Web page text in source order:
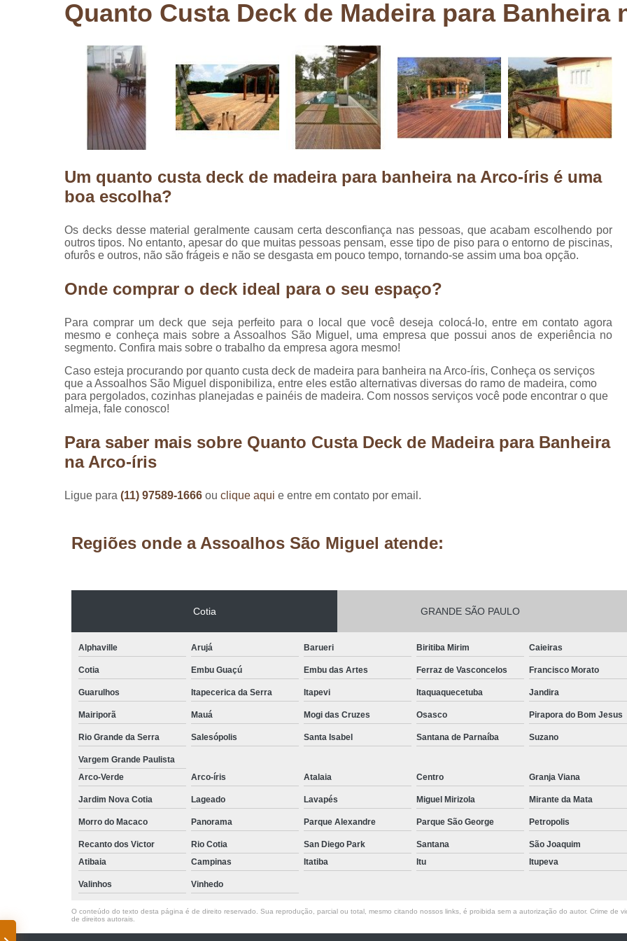
Pergolados
Pergolados
em madeira
Pisos de
madeira
Raspagem
de pisos de
madeira
Restauração
de pisos de
Deck em Madeira Cumaru
Deck para Sacada
Marcenaria com Móveis Planejados
Marcenaria de Personalização de
Marcenaria de Planejado para Residência
Marcenaria de Planejados para Quarto
Loja
Móveis Planejados em São
Móveis Planejados para Apartamento
Móveis Planejados Residênciais
Painel
Painel de Madeira em São Paulo
Painel
Painel de Madeira para área
Painel de Madeira para Parede
Painel de
Pergolado de Madeira Decorado
Pergolado de Madeira em São
Pergolado de Madeira para Corredor
Pergolado de Madeira para Jardim
Pergolado de Madeira sob Medida
Pergolado de Madeira na Parede
Pergolado de Madeira para Casamento
Pergolado de Madeira para Varanda
Pergolado para Jardim
Piso de Madeira de Demolição
Piso de
Piso de Madeira para área Externa
Piso de
Piso de Madeira para Varanda
Piso de
Raspagem de Piso de Madeira Area Externa
Quanto Custa Deck de Madeira para Banheira
Um quanto custa deck de madeira para banheira na Arco-íris é uma
boa escolha?
Os decks desse material geralmente causam certa desconfiança nas pessoas, que acabam escolhendo por
outros tipos. No entanto, apesar do que muitas pessoas pensam, esse tipo de piso para o entorno de piscinas,
ofurôs e outros, não são frágeis e não se desgasta em pouco tempo, tornando-se assim uma boa opção.
Onde comprar o deck ideal para o seu espaço?
Para comprar um deck que seja perfeito para o local que você deseja colocá-lo, entre em contato agora
mesmo e conheça mais sobre a Assoalhos São Miguel, uma empresa que possui anos de experiência no
segmento. Confira mais sobre o trabalho da empresa agora mesmo!
Caso esteja procurando por quanto custa deck de madeira para banheira na Arco-íris, Conheça os serviços
que a Assoalhos São Miguel disponibiliza, entre eles estão alternativas diversas do ramo de madeira, como
para pergolados, cozinhas planejadas e painéis de madeira. Com nossos serviços você pode encontrar o que
almeja, fale conosco!
Para saber mais sobre Quanto Custa Deck de Madeira para Banheira
na Arco-íris
Ligue para (11) 97589-1666 ou clique aqui e entre em contato por email.
Regiões onde a Assoalhos São Miguel atende:
Cotia GRANDE SÃO PAULO
Alphaville Arujá Barueri Biritiba Mirim Caieiras
Cotia Embu Guaçú Embu das Artes Ferraz de Vasconcelos Francisco Morato
Guarulhos Itapecerica da Serra Itapevi Itaquaquecetuba Jandira
Mairiporã Mauá Mogi das Cruzes Osasco Pirapora do Bom Jesus
Rio Grande da Serra Salesópolis Santa Isabel Santana de Parnaíba Suzano
Vargem Grande Paulista
Arco-Verde
Arco-íris Atalaia Centro Granja Viana
Jardim Nova Cotia Lageado Lavapés Miguel Mirizola Mirante da Mata
Morro do Macaco Panorama Parque Alexandre Parque São George Petropolis
Recanto dos Victor Rio Cotia San Diego Park Santana São Joaquim
Atibaia
Campinas Itatiba Itu Itupeva
Valinhos Vinhedo
O conteúdo do texto desta página é de direito reservado. Sua reprodução, parcial ou total, mesmo citando nossos links, é proibida sem a autorização do autor. Crime de
de direitos autorais